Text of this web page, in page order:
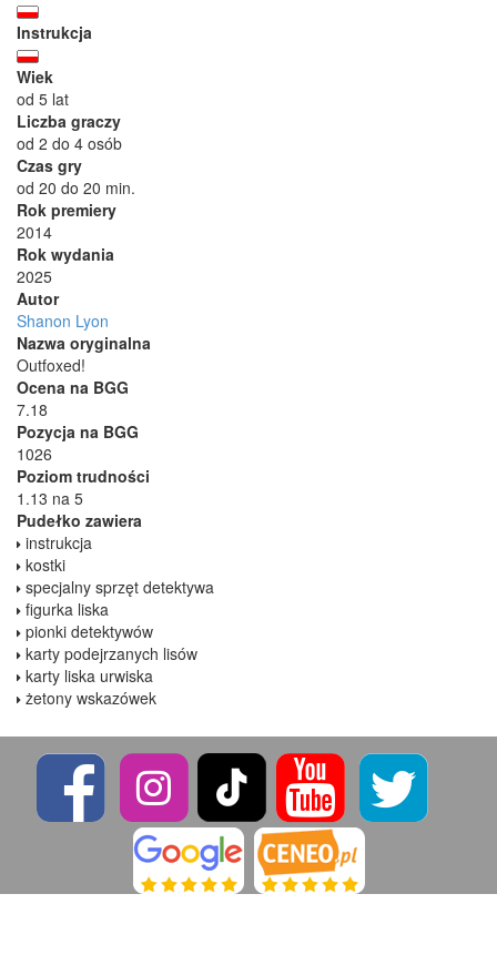
Instrukcja
Wiek
od 5 lat
Liczba graczy
od 2 do 4 osób
Czas gry
od 20 do 20 min.
Rok premiery
2014
Rok wydania
2025
Autor
Shanon Lyon
Nazwa oryginalna
Outfoxed!
Ocena na BGG
7.18
Pozycja na BGG
1026
Poziom trudności
1.13 na 5
Pudełko zawiera
instrukcja
kostki
specjalny sprzęt detektywa
figurka liska
pionki detektywów
karty podejrzanych lisów
karty liska urwiska
żetony wskazówek